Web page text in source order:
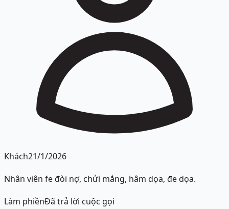
Khách21/1/2026
Nhân viên fe đòi nợ, chửi mắng, hâm dọa, đe dọa.
Làm phiềnĐã trả lời cuộc gọi